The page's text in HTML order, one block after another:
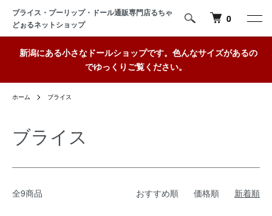
ブライス・プーリップ・ドール通販専門店るちゃ
どぉるネットショップ
0
新潟にある小さなドールショップです。色んなサイズがあるの
でゆっくりご覧ください。
ホーム ブライス
ブライス
全9商品 おすすめ順 価格順 新着順